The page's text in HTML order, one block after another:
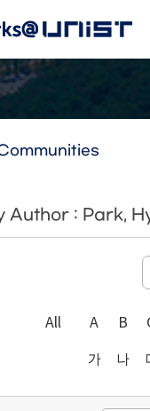
Author : Park,
All A B
가 나